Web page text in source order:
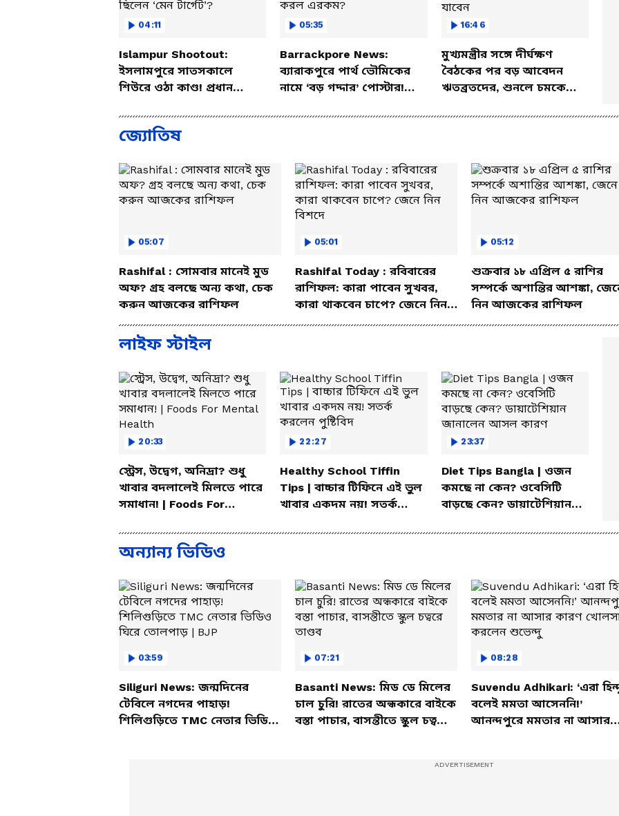
04:11
Islampur Shootout:
ইসলামপুরে সাতসকালে
শিউরে ওঠা কাণ্ড! প্রধান
টার্গেট’?
05:35
Barrackpore News:
ব্যারাকপুরে পার্থ ভৌমিকের
নামে ‘বড় গদ্দার’ পোস্টার!
16:46
মুখ্যমন্ত্রীর সঙ্গে দীর্ঘক্ষণ
বৈঠকের পর বড় আবেদন
ঋতব্রতদের, শুনলে চমকে
জ্যোতিষ
05:07
Rashifal : সোমবার মানেই মুড
অফ? গ্রহ বলছে অন্য কথা, চেক
করুন আজকের রাশিফল
05:01
Rashifal Today : রবিবারের
রাশিফল: কারা পাবেন সুখবর,
কারা থাকবেন চাপে? জেনে নিন
05:12
শুক্রবার ১৮ এপ্রিল ৫ রাশির
সম্পর্কে অশান্তির আশঙ্কা,
নিন আজকের রাশিফল
লাইফ স্টাইল
20:33
স্ট্রেস, উদ্বেগ, অনিদ্রা? শুধু
খাবার বদলালেই মিলতে পারে
সমাধান! | Foods For
22:27
Healthy School Tiffin
Tips | বাচ্চার টিফিনে এই ভুল
খাবার একদম নয়! সতর্ক
23:37
Diet Tips Bangla | ওজন
কমছে না কেন? ওবেসিটি
বাড়ছে কেন? ডায়াটেশিয়ান
অন্যান্য ভিডিও
03:59
Siliguri News: জন্মদিনের
টেবিলে নগদের পাহাড়!
শিলিগুড়িতে TMC নেতার ভিডিও
07:21
Basanti News: মিড ডে মিলের
চাল চুরি! রাতের অন্ধকারে বাইকে
বস্তা পাচার, বাসন্তীতে স্কুল চত্বরে
08:28
Suvendu Adhikari: ‘এরা
বলেই মমতা আসেননি!’
আনন্দপুরে মমতার না আসার